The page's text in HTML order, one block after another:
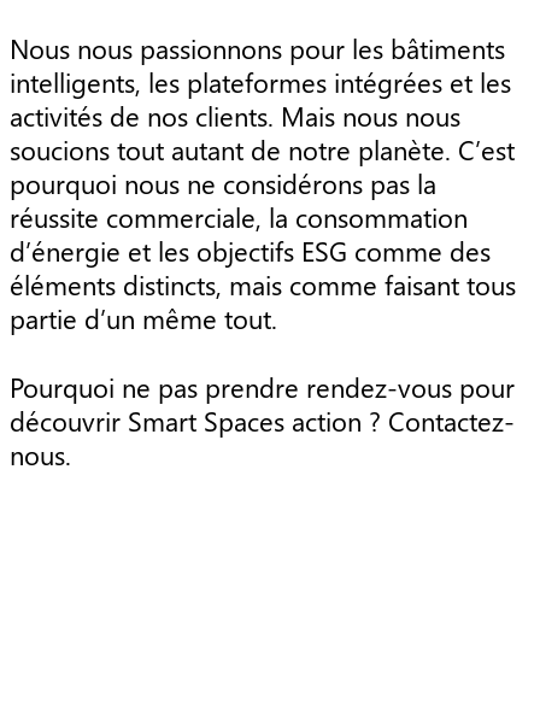
Nous nous passionnons pour les bâtiments
intelligents, les plateformes intégrées et les
activités de nos clients. Mais nous nous
soucions tout autant de notre planète. C’est
pourquoi nous ne considérons pas la
réussite commerciale, la consommation
d’énergie et les objectifs ESG comme des
éléments distincts, mais comme faisant tous
partie d’un même tout.
Pourquoi ne pas prendre rendez-vous pour
découvrir Smart Spaces action ? Contactez-
nous.